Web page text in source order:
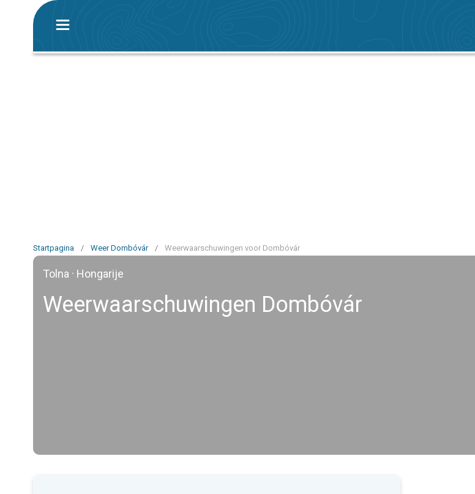
Startpagina / Weer Dombóvár / Weerwaarschuwingen voor Dombóvár
Tolna · Hongarije
Weerwaarschuwingen Dombóvár